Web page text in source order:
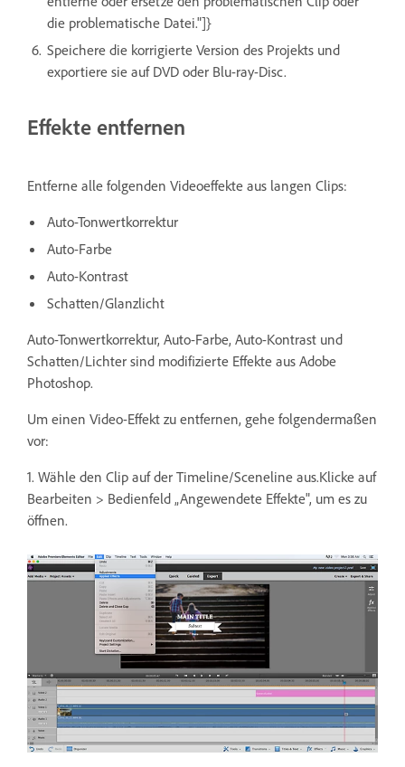
die problematische Datei."]}
Speichere die korrigierte Version des Projekts und
exportiere sie auf DVD oder Blu-ray-Disc.
Effekte entfernen
Entferne alle folgenden Videoeffekte aus langen Clips:
Auto-Tonwertkorrektur
Auto-Farbe
Auto-Kontrast
Schatten/Glanzlicht
Auto-Tonwertkorrektur, Auto-Farbe, Auto-Kontrast und
Schatten/Lichter sind modifizierte Effekte aus Adobe
Photoshop.
Um einen Video-Effekt zu entfernen, gehe folgendermaßen
vor:
1. Wähle den Clip auf der Timeline/Sceneline aus.Klicke auf
Bearbeiten > Bedienfeld „Angewendete Effekte", um es zu
öffnen.